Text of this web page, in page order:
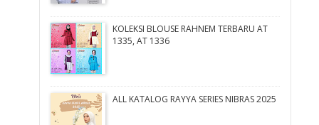
KOLEKSI BLOUSE RAHNEM TERBARU AT
1335, AT 1336
ALL KATALOG RAYYA SERIES NIBRAS 2025